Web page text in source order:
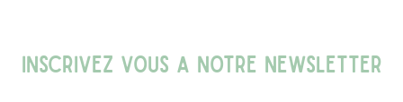
INSCRIVEZ VOUS A NOTRE NEWSLETTER